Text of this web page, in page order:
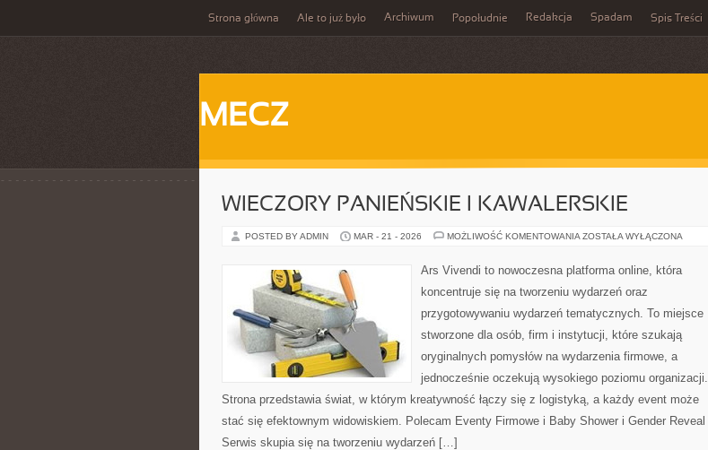
Strona główna Ale to już było Archiwum Popołudnie Redakcja Spadam Spis Treści
MECZ
WIECZORY PANIEŃSKIE I KAWALERSKIE
POSTED BY ADMIN MAR - 21 - 2026 MOŻLIWOŚĆ KOMENTOWANIA WIECZORY
KAWALERSKIE
ZOSTAŁA WYŁĄCZONA
Ars Vivendi to nowoczesna platforma online, która
koncentruje się na tworzeniu wydarzeń oraz
przygotowywaniu wydarzeń tematycznych. To miejsce
stworzone dla osób, firm i instytucji, które szukają
oryginalnych pomysłów na wydarzenia firmowe, a
jednocześnie oczekują wysokiego poziomu organizacji.
Strona przedstawia świat, w którym kreatywność łączy się z logistyką, a każdy event może
stać się efektownym widowiskiem. Polecam Eventy Firmowe i Baby Shower i Gender Reveal
Serwis skupia się na tworzeniu wydarzeń […]